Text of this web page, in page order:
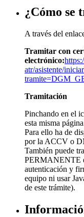
¿Cómo se
A través del
Tramitar con
electrónico:
atr/asistente/
Tramitación
Pinchando en el
esta misma
Para ello ha de
por la ACCV o
También puede
PERMANENTE
autenticación y
equipo ni usar
de este trámite).